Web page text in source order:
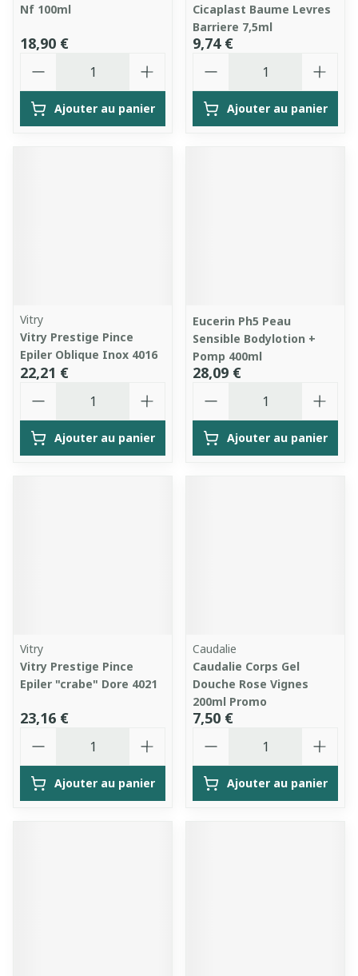
Nf 100ml
18,90 €
Ajouter au panier
Cicaplast Baume Levres
Barriere 7,5ml
9,74 €
Ajouter au panier
Vitry
Vitry Prestige Pince
Epiler Oblique Inox 4016
22,21 €
Ajouter au panier
Eucerin Ph5 Peau
Sensible Bodylotion +
Pomp 400ml
28,09 €
Ajouter au panier
Vitry
Vitry Prestige Pince
Epiler "crabe" Dore 4021
23,16 €
Ajouter au panier
Caudalie
Caudalie Corps Gel
Douche Rose Vignes
200ml Promo
7,50 €
Ajouter au panier